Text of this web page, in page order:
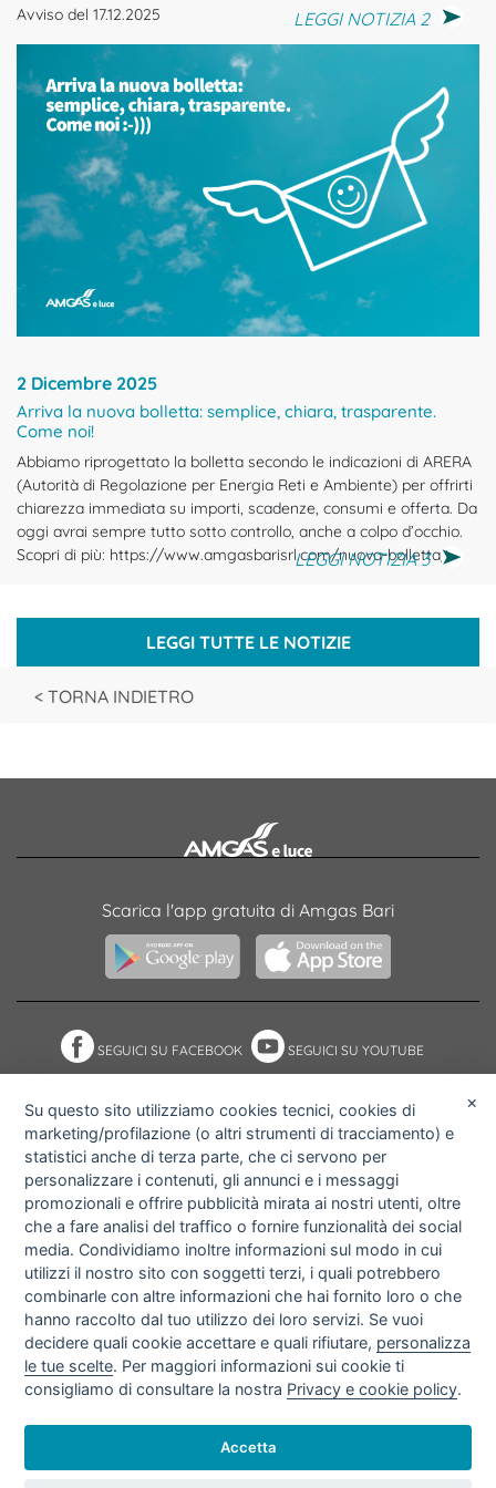
Avviso del 17.12.2025 LEGGI NOTIZIA 2
2 Dicembre 2025
Arriva la nuova bolletta: semplice, chiara, trasparente.
Come noi!
Abbiamo riprogettato la bolletta secondo le indicazioni di ARERA
(Autorità di Regolazione per Energia Reti e Ambiente) per offrirti
chiarezza immediata su importi, scadenze, consumi e offerta. Da
oggi avrai sempre tutto sotto controllo, anche a colpo d’occhio.
Scopri di più: https://www.amgasbarisrl.com/nuova-bolletta/
LEGGI NOTIZIA 3
LEGGI TUTTE LE NOTIZIE
< TORNA INDIETRO
Scarica l'app gratuita di Amgas Bari
SEGUICI SU FACEBOOK SEGUICI SU YOUTUBE
NOTE ACCESSIBILITÀ
ACCESS KEY
MAPPA DEL SITO
PRIVACY POLICY
IMPOSTAZIONI PRIVACY E
COOKIE
Su questo sito utilizziamo cookies tecnici, cookies di
marketing/profilazione (o altri strumenti di tracciamento) e
statistici anche di terza parte, che ci servono per
personalizzare i contenuti, gli annunci e i messaggi
promozionali e offrire pubblicità mirata ai nostri utenti, oltre
che a fare analisi del traffico o fornire funzionalità dei social
media. Condividiamo inoltre informazioni sul modo in cui
utilizzi il nostro sito con soggetti terzi, i quali potrebbero
combinarle con altre informazioni che hai fornito loro o che
hanno raccolto dal tuo utilizzo dei loro servizi. Se vuoi
decidere quali cookie accettare e quali rifiutare, personalizza
le tue scelte. Per maggiori informazioni sui cookie ti
consigliamo di consultare la nostra Privacy e cookie policy.
Accetta
×